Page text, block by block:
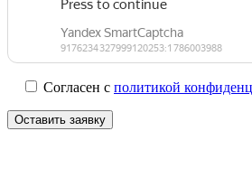
Согласен с политикой